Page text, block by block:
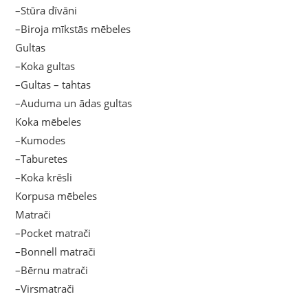
–Stūra dīvāni
–Biroja mīkstās mēbeles
Gultas
–Koka gultas
–Gultas – tahtas
–Auduma un ādas gultas
Koka mēbeles
–Kumodes
–Taburetes
–Koka krēsli
Korpusa mēbeles
Matrači
–Pocket matrači
–Bonnell matrači
–Bērnu matrači
–Virsmatrači